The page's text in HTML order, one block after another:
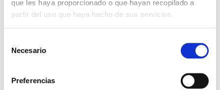
que les haya proporcionado o que hayan recopilado a
partir del uso que haya hecho de sus servicios.
Necesario
Preferencias